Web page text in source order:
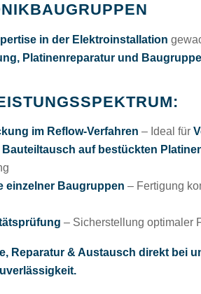
in der Elektroinstallation
Platinenreparatur und
im Reflow-Verfahren – Ideal für
Bauteiltausch auf bestückten
einzelner Baugruppen – Fertigung
– Sicherstellung optimaler
Reparatur & Austausch direkt bei